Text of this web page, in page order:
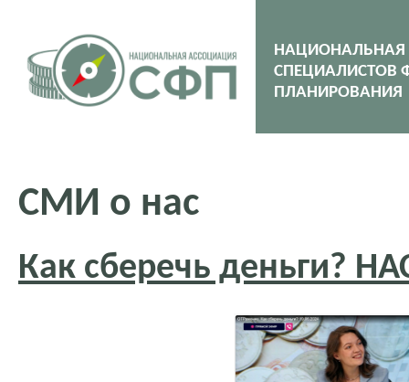
НАЦИОНАЛЬНАЯ
СПЕЦИАЛИСТОВ
ПЛАНИРОВАНИЯ
СМИ о нас
Как сберечь деньги?